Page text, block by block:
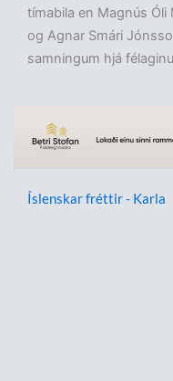
tímabila en Magnús
og Agnar Smári
samningum hjá
Íslenskar fréttir - Karla